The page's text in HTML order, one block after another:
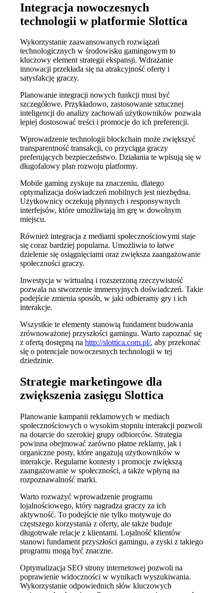
Integracja nowoczesnych
technologii w platformie Slottica
Wykorzystanie zaawansowanych rozwiązań
technologicznych w środowisku gamingowym to
kluczowy element strategii ekspansji. Wdrażanie
innowacji przekłada się na atrakcyjność oferty i
satysfakcję graczy.
Planowanie integracji nowych funkcji musi być
szczegółowe. Przykładowo, zastosowanie sztucznej
inteligencji do analizy zachowań użytkowników pozwala
lepiej dostosować treści i promocje do ich preferencji.
Wprowadzenie technologii blockchain może zwiększyć
transparentność transakcji, co przyciąga graczy
preferujących bezpieczeństwo. Działania te wpisują się w
długofalowy plan rozwoju platformy.
Mobile gaming zyskuje na znaczeniu, dlatego
optymalizacja doświadczeń mobilnych jest niezbędna.
Użytkownicy oczekują płynnych i responsywnych
interfejsów, które umożliwiają im grę w dowolnym
miejscu.
Również integracja z mediami społecznościowymi staje
się coraz bardziej popularna. Umożliwia to łatwe
dzielenie się osiągnięciami oraz zwiększa zaangażowanie
społeczności graczy.
Inwestycja w wirtualną i rozszerzoną rzeczywistość
pozwala na stworzenie immersyjnych doświadczeń. Takie
podejście zmienia sposób, w jaki odbieramy gry i ich
interakcje.
Wszystkie te elementy stanowią fundament budowania
zrównoważonej przyszłości gamingu. Warto zapoznać się
z ofertą dostępną nahttp://slottica.com.pl/, aby przekonać
się o potencjale nowoczesnych technologii w tej
dziedzinie.
Strategie marketingowe dla
zwiększenia zasięgu Slottica
Planowanie kampanii reklamowych w mediach
społecznościowych o wysokim stopniu interakcji pozwoli
na dotarcie do szerokiej grupy odbiorców. Strategia
powinna obejmować zarówno płatne reklamy, jak i
organiczne posty, które angażują użytkowników w
interakcje. Regularne kontesty i promocje zwiększą
zaangażowanie w społeczności, a także wpłyną na
rozpoznawalność marki.
Warto rozważyć wprowadzenie programu
lojalnościowego, który nagradza graczy za ich
aktywność. To podejście nie tylko motywuje do
częstszego korzystania z oferty, ale także buduje
długotrwałe relacje z klientami. Lojalność klientów
stanowi fundament przyszłości gamingu, a zyski z takiego
programu mogą być znaczne.
Optymalizacja SEO strony internetowej pozwoli na
poprawienie widoczności w wynikach wyszukiwania.
Wykorzystanie odpowiednich słów kluczowych